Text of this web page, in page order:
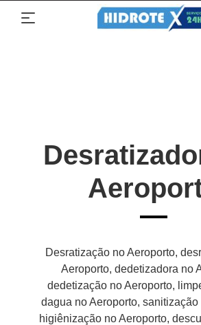
Desratização no Aeroporto,
Aeroporto, dedetizadora no
dedetização no Aeroporto,
dagua no Aeroporto, sanitização
higiênização no Aeroporto,